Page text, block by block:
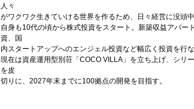
人々
がワクワク生きていける世界を作るため、日々経営に没頭中
自身も10代の頃から株式投資をスタート。新築収益アパー
資、国
内スタートアップへのエンジェル投資など幅広く投資を行な
現在は資産運用型別荘「COCO VILLA」を立ち上げ、シリ
を皮
切りに、2027年末までに100拠点の開発を目指す。